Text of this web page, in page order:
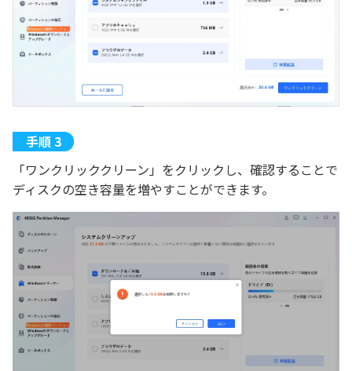
「ワンクリッククリーン」をクリックし、確認することで
ディスクの空き容量を増やすことができます。